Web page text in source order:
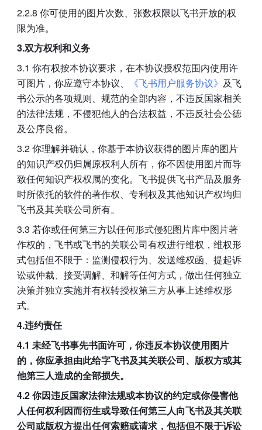
2.2.8 你可使用的图片次数、张数权限以飞书开放的权
限为准。
3.双方权利和义务
3.1 你有权按本协议要求，在本协议授权范围内使用许
可图片，你应遵守本协议、
《飞书用户服务协议》 及飞
书公示的各项规则、规范的全部内容，不违反国家相关
的法律法规，不侵犯他人的合法权益，不违反社会公德
及公序良俗。
3.2 你理解并确认，你基于本协议获得的图片库的图片
的知识产权仍归属原权利人所有，你不因使用图片而导
致任何知识产权权属的变化。飞书提供飞书产品及服务
时所依托的软件的著作权、专利权及其他知识产权均归
飞书及其关联公司所有。
3.3 若你或任何第三方以任何形式侵犯图片库中图片著
作权的，飞书或飞书的关联公司有权进行维权，维权形
式包括但不限于：监测侵权行为、发送维权函、提起诉
讼或仲裁、接受调解、和解等任何方式，做出任何独立
决策并独立实施并有权转授权第三方从事上述维权形
式。
4.违约责任
4.1 未经飞书事先书面许可，你违反本协议使用图片
的，你应承担由此给字飞书及其关联公司、版权方或其
他第三人造成的全部损失。
4.2 你因违反国家法律法规或本协议的约定或你侵害他
人任何权利因而衍生或导致任何第三人向飞书及其关联
公司或版权方提出任何索赔或请求，包括但不限于诉讼